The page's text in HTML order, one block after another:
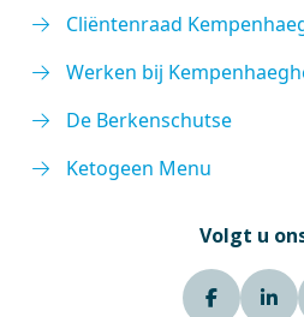
Cliëntenraad
Werken bij
De Berkenschutse
Ketogeen Menu
Volgt u